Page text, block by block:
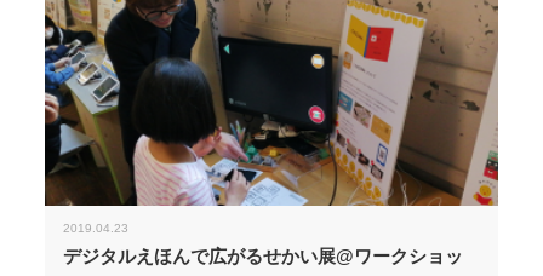
2019.04.23
デジタルえほんで広がるせかい展@ワークショッ